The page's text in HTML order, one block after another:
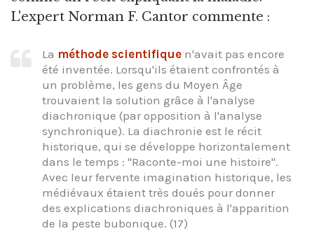
L'expert Norman F. Cantor commente :
La méthode scientifique n'avait pas encore
été inventée. Lorsqu'ils étaient confrontés à
un problème, les gens du Moyen Âge
trouvaient la solution grâce à l'analyse
diachronique (par opposition à l'analyse
synchronique). La diachronie est le récit
historique, qui se développe horizontalement
dans le temps : "Raconte-moi une histoire".
Avec leur fervente imagination historique, les
médiévaux étaient très doués pour donner
des explications diachroniques à l'apparition
de la peste bubonique. (17)